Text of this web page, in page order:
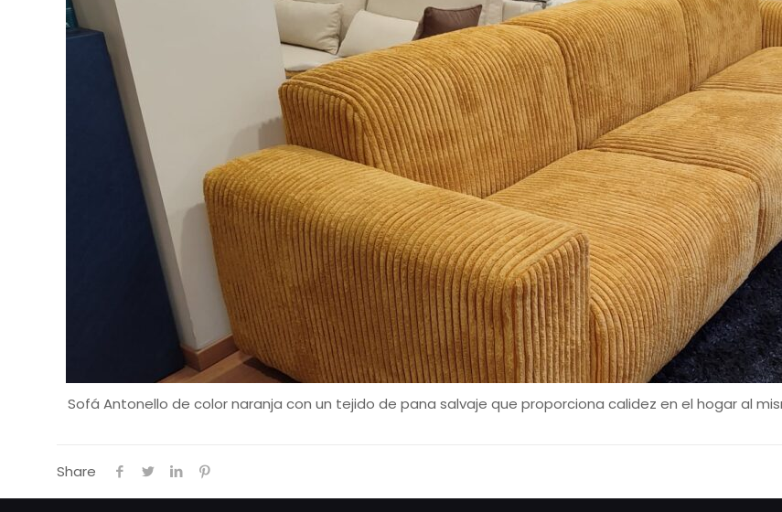
Sofá Antonello de color naranja con un tejido de pana salvaje que proporciona calidez en el hogar al
Share